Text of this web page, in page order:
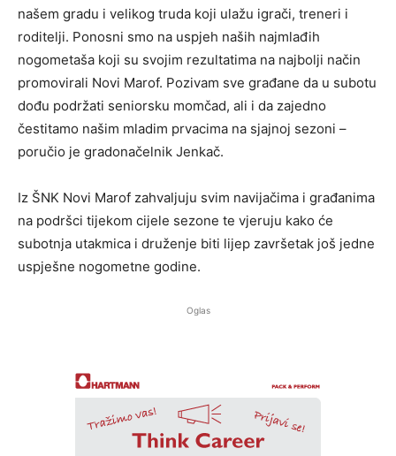
našem gradu i velikog truda koji ulažu igrači, treneri i
roditelji. Ponosni smo na uspjeh naših najmlađih
nogometaša koji su svojim rezultatima na najbolji način
promovirali Novi Marof. Pozivam sve građane da u subotu
dođu podržati seniorsku momčad, ali i da zajedno
čestitamo našim mladim prvacima na sjajnoj sezoni –
poručio je gradonačelnik Jenkač.
Iz ŠNK Novi Marof zahvaljuju svim navijačima i građanima
na podršci tijekom cijele sezone te vjeruju kako će
subotnja utakmica i druženje biti lijep završetak još jedne
uspješne nogometne godine.
Oglas